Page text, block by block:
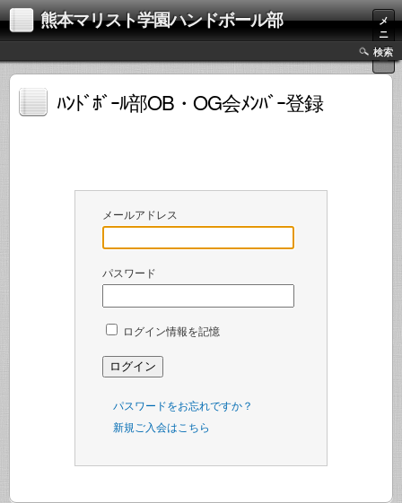
熊本マリスト学園ハンドボール部
メ
ニ
ュ
ー
検索
ﾊﾝﾄﾞﾎﾞｰﾙ部OB・OG会ﾒﾝﾊﾞｰ登録
メールアドレス
パスワード
ログイン情報を記憶
パスワードをお忘れですか？
新規ご入会はこちら